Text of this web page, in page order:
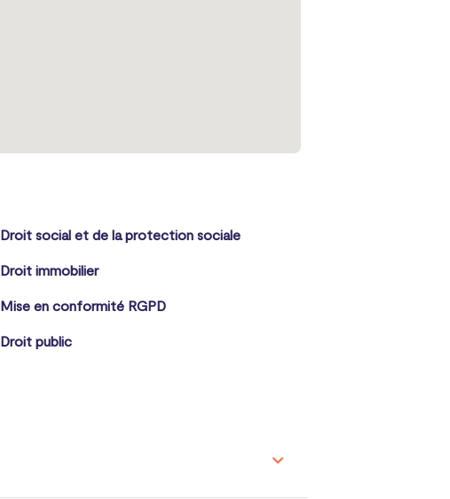
Droit social et de la protection sociale
Droit immobilier
Mise en conformité RGPD
Droit public